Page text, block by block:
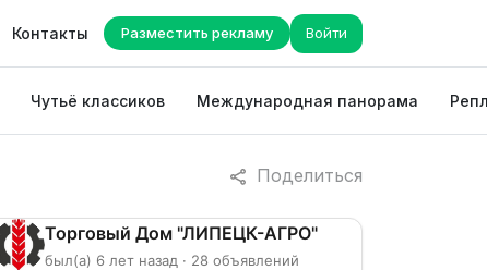
Контакты Разместить рекламу Войти
Чутьё классиков Международная панорама
Поделиться
Торговый Дом "ЛИПЕЦК-АГРО"
был(а) 6 лет назад · 28 объявлений